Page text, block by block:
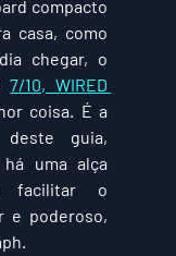
compacto
chegar, o
( 7/10, WIRED
coisa. É a
guia,
uma alça
facilitar o
e poderoso,